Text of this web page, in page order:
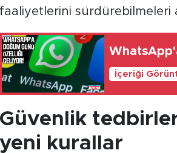
faaliyetlerini sürdürebilmeleri
İçeriği
Güvenlik
yeni kurallar